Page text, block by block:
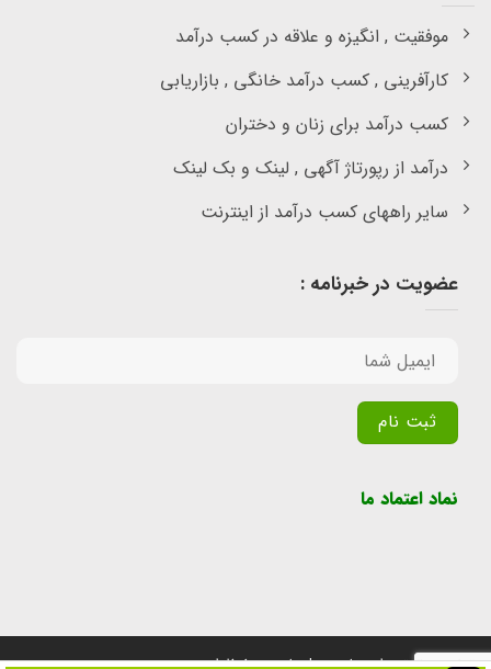
موفقیت , انگیزه و علاقه در کسب درآمد
کارآفرینی , کسب درآمد خانگی , بازاریابی
کسب درآمد برای زنان و دختران
درآمد از رپورتاژ آگهی , لینک و بک لینک
سایر راههای کسب درآمد از اینترنت
عضویت در خبرنامه :
نماد اعتماد ما